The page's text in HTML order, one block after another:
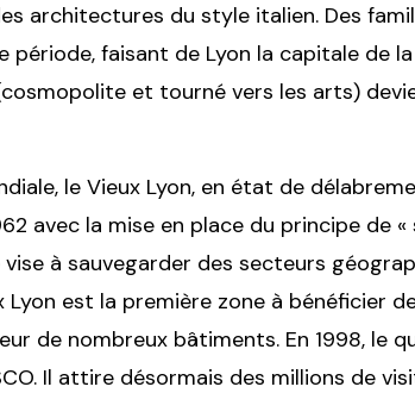
architectures du style italien. Des
faisant de Lyon la capitale de la
et tourné vers les arts)
le Vieux Lyon, en état de
avec la mise en place du principe de
à sauvegarder des secteurs
Lyon est la première zone à bénéficier
de nombreux bâtiments. En 1998, le
Il attire désormais des millions de